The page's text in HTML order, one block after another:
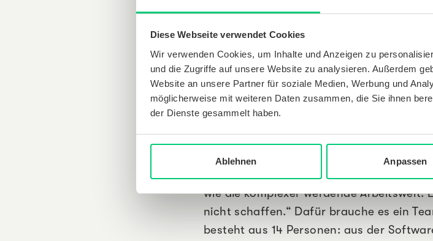
Diese Webseite verwendet Cookies
Wir verwenden Cookies, um Inhalte und Anzeigen zu
und die Zugriffe auf unsere Website zu analysieren. Außerdem
Website an unsere Partner für soziale Medien, Werbung und
möglicherweise mit weiteren Daten zusammen, die Sie ihnen
der Dienste gesammelt haben.
Ablehnen Anpassen
bei der KALO die täglichen Aufgaben
nicht mehr allein hierarchisch steuerbar
„Wir wollen, dass die Kolleginnen
als die ihre erkennen.“
Ähnlich geht es Softwareentwickler Per
erkannt, dass eine Transition in
wie die komplexer werdende Arbeitswelt.
nicht schaffen.“ Dafür brauche es ein
besteht aus 14 Personen: aus der